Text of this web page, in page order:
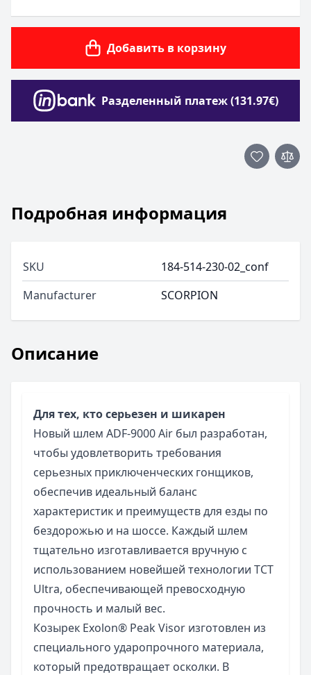
Добавить в корзину
Разделенный платеж (131.97€)
Описание
Для тех, кто серьезен и шикарен
Новый шлем ADF-9000 Air был разработан,
чтобы удовлетворить требования
серьезных приключенческих гонщиков,
обеспечив идеальный баланс
характеристик и преимуществ для езды по
бездорожью и на шоссе. Каждый шлем
тщательно изготавливается вручную с
использованием новейшей технологии TCT
Ultra, обеспечивающей превосходную
прочность и малый вес.
Козырек Exolon® Peak Visor изготовлен из
специального ударопрочного материала,
который предотвращает осколки. В
Подробная информация
SKU
184-514-230-02_conf
Manufacturer
SCORPION